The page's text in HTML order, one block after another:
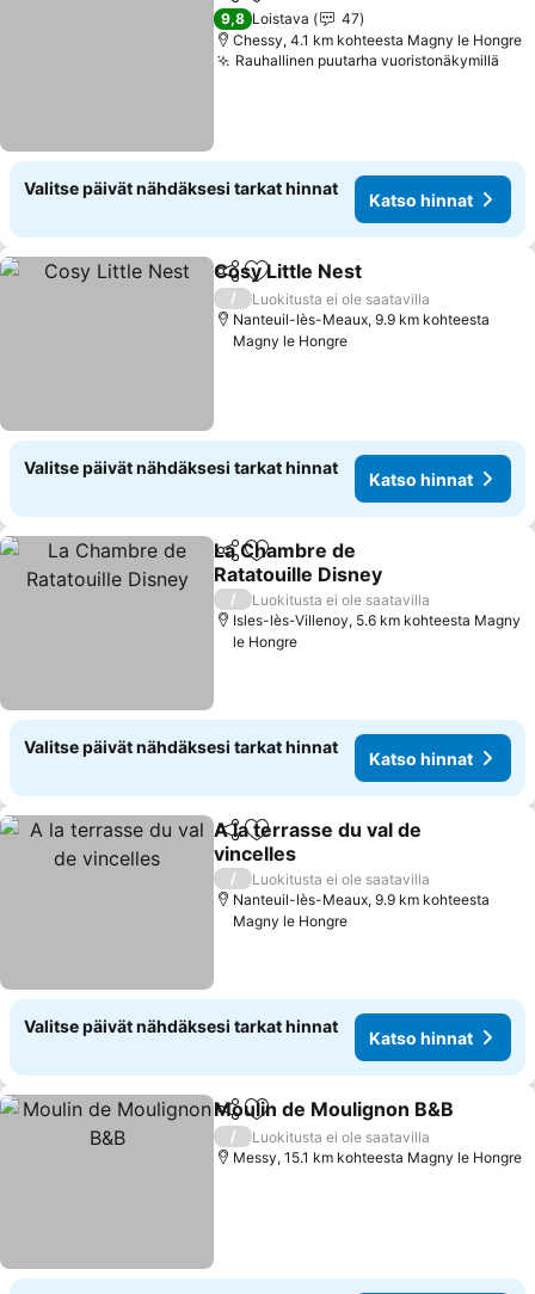
9,8 Loistava
47
Chessy, 4.1 km kohteesta Magny le Hongre
Rauhallinen puutarha vuoristonäkymillä
Valitse päivät nähdäksesi tarkat hinnat
Katso hinnat
Jaa Lisää suosikkeihin
Cosy Little Nest
/
Luokitusta ei ole saatavilla
Nanteuil-lès-Meaux, 9.9 km kohteesta
Magny le Hongre
Valitse päivät nähdäksesi tarkat hinnat
Katso hinnat
Jaa Lisää suosikkeihin
La Chambre de
Ratatouille Disney
Katso hinnat
/
Luokitusta ei ole saatavilla
Isles-lès-Villenoy, 5.6 km kohteesta Magny
le Hongre
Valitse päivät nähdäksesi tarkat hinnat
Katso hinnat
Jaa Lisää suosikkeihin
A la terrasse du val de
vincelles
Katso hinnat
/
Luokitusta ei ole saatavilla
Nanteuil-lès-Meaux, 9.9 km kohteesta
Magny le Hongre
Valitse päivät nähdäksesi tarkat hinnat
Katso hinnat
Jaa Lisää suosikkeihin
Moulin de Moulignon B&B
/
Luokitusta ei ole saatavilla
Messy, 15.1 km kohteesta Magny le Hongre